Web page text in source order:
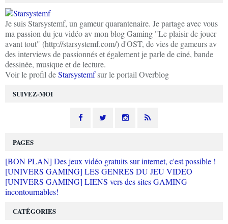
SUIVEZ-MOI
Je suis Starsystemf, un gameur quarantenaire. Je partage avec vous
ma passion du jeu vidéo av mon blog Gaming "Le plaisir de jouer
avant tout" (http://starsystemf.com/) d'OST, de vies de gameurs av
des interviews de passionnés et également je parle de ciné, bande
dessinée, musique et de lecture.
Voir le profil deStarsystemfsur le portail Overblog
PAGES
[BON PLAN] Des jeux vidéo gratuits sur internet, c'est possible !
[UNIVERS GAMING] LES GENRES DU JEU VIDEO
[UNIVERS GAMING] LIENS vers des sites GAMING
incontournables!
CATÉGORIES